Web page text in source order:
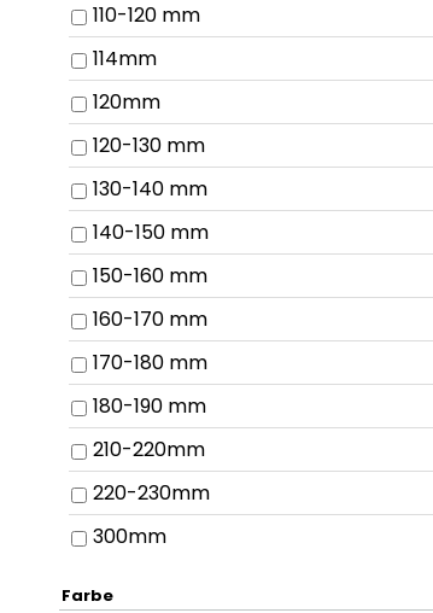
110-120 mm
114mm
120mm
120-130 mm
130-140 mm
140-150 mm
150-160 mm
160-170 mm
170-180 mm
180-190 mm
210-220mm
220-230mm
300mm
Farbe